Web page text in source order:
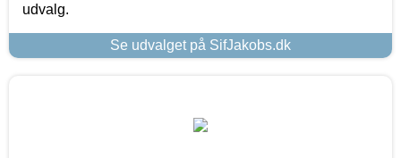
udvalg.
Se udvalget på SifJakobs.dk